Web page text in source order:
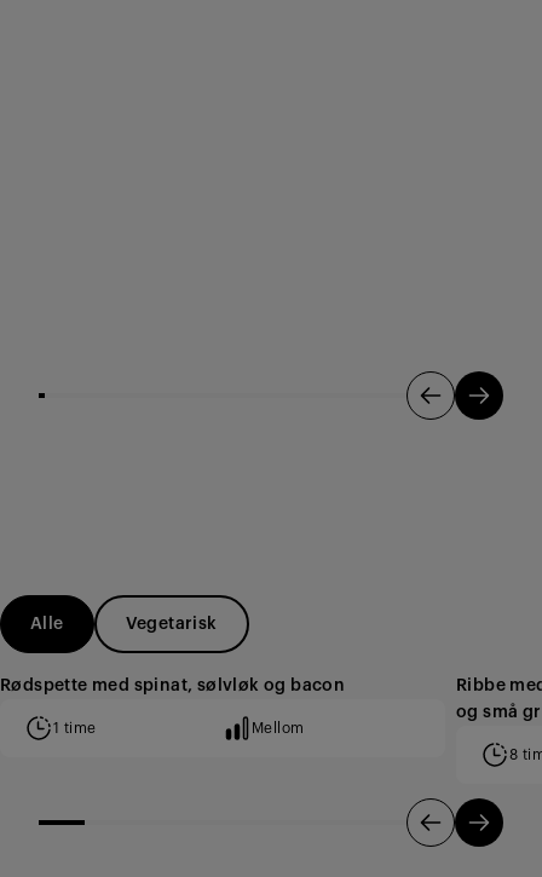
Alle Vegetarisk
Rødspette med spinat, sølvløk og bacon
1 time Mellom
Ribbe
og små
8